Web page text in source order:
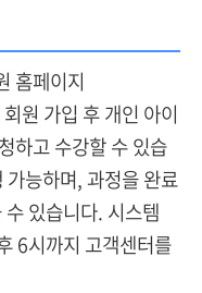
홈페이지
가입 후 개인 아이
하고 수강할 수 있습
능하며, 과정을 완료
있습니다. 시스템
6시까지 고객센터를